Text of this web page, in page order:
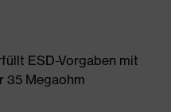
ESD-Vorgaben mit
35 Megaohm